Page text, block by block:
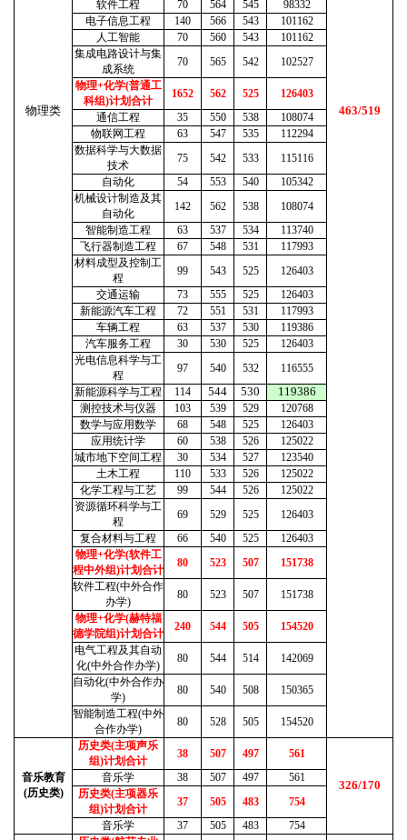
物理类 463/519
软件工程
70 564 545
98332
电子信息工程
140 566 543
101162
人工智能
70 560 543
101162
集成电路设计与集
成系统
70 565 542
102527
物理+化学(普通工
科组)计划合计
1652 562 525
126403
通信工程
35 550 538
108074
物联网工程
63 547 535
112294
数据科学与大数据
技术
75 542 533
115116
自动化
54 553 540
105342
机械设计制造及其
自动化
142 562 538
108074
智能制造工程
63 537 534
113740
飞行器制造工程
67 548 531
117993
材料成型及控制工
程
99 543 525
126403
交通运输
73 555 525
126403
新能源汽车工程
72 551 531
117993
车辆工程
63 537 530
119386
汽车服务工程
30 530 525
126403
光电信息科学与工
程
97 540 532
116555
新能源科学与工程
114 544 530 119386
测控技术与仪器 103 539 529
120768
数学与应用数学
68 548 525
126403
应用统计学
60 538 526
125022
城市地下空间工程
30 534 527
123540
土木工程
110 533 526
125022
化学工程与工艺
99 544 526
125022
资源循环科学与工
程
69 529 525
126403
复合材料与工程
66 540 525
126403
物理+化学(软件工
程中外组)计划合计
80 523 507
151738
软件工程(中外合作
办学)
80 523 507
151738
物理+化学(赫特福
德学院组)计划合计
240 544 505
154520
电气工程及其自动
化(中外合作办学)
80 544 514
142069
自动化(中外合作办
学)
80 540 508
150365
智能制造工程(中外
合作办学)
80 528 505 154520
音乐教育
(历史类)
历史类(主项声乐
组)计划合计
38 507 497 561
326/170
音乐学 38 507 497
561
历史类(主项器乐
组)计划合计
37 505 483
754
音乐学
37 505 483 754